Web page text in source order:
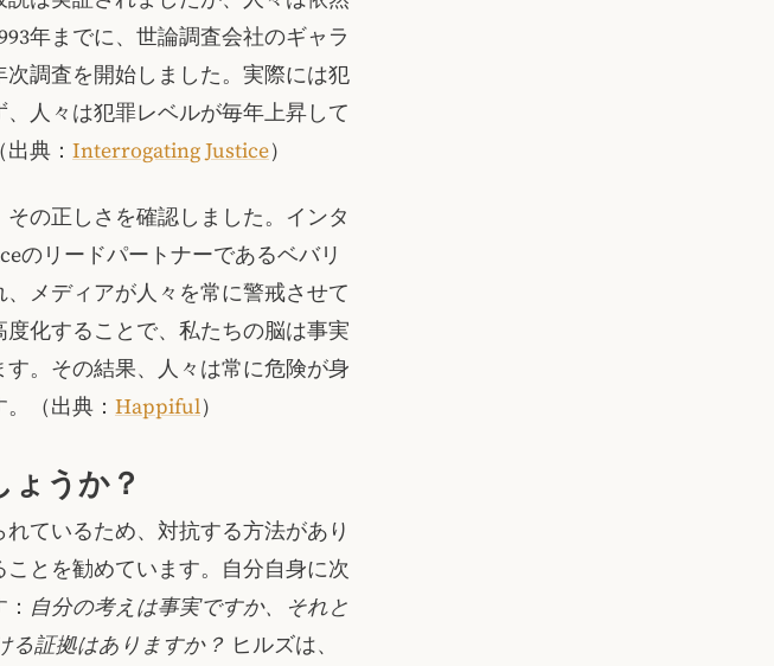
年までに、世論調査会社のギャラ
調査を開始しました。実際には犯
人々は犯罪レベルが毎年上昇して
典： Interrogating Justice）
の正しさを確認しました。インタ
のリードパートナーであるベバリ
メディアが人々を常に警戒させて
化することで、私たちの脳は事実
。その結果、人々は常に危険が身
（出典： Happiful）
うか？
ているため、対抗する方法があり
とを勧めています。自分自身に次
自分の考えは事実ですか、それと
る証拠はありますか？ ヒルズは、